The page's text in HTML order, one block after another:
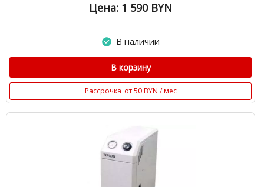
Цена: 1 590 BYN
В наличии
В корзину
Рассрочка от 50 BYN / мес